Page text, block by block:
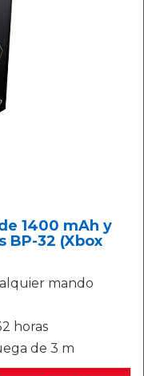
1400 mAh y
BP-32 (Xbox
mando
horas
de 3 m